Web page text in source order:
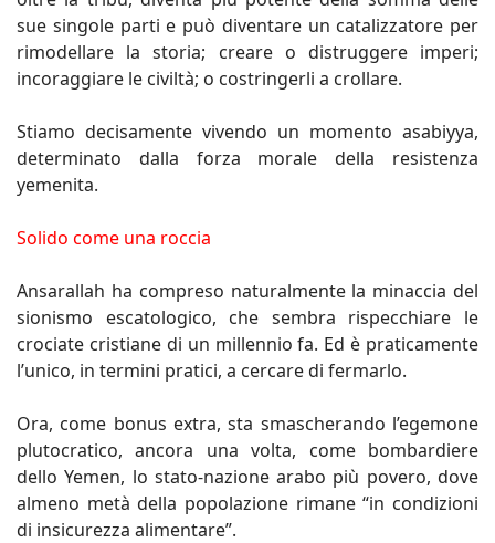
sue singole parti e può diventare un catalizzatore per
rimodellare la storia; creare o distruggere imperi;
incoraggiare le civiltà; o costringerli a crollare.
Stiamo decisamente vivendo un momento asabiyya,
determinato dalla forza morale della resistenza
yemenita.
Solido come una roccia
Ansarallah ha compreso naturalmente la minaccia del
sionismo escatologico, che sembra rispecchiare le
crociate cristiane di un millennio fa. Ed è praticamente
l’unico, in termini pratici, a cercare di fermarlo.
Ora, come bonus extra, sta smascherando l’egemone
plutocratico, ancora una volta, come bombardiere
dello Yemen, lo stato-nazione arabo più povero, dove
almeno metà della popolazione rimane “in condizioni
di insicurezza alimentare”.